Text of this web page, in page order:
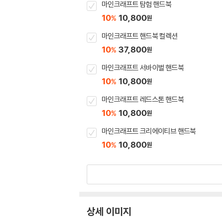
마인크래프트 탐험 핸드북
10% 10,800원
마인크래프트 핸드북 컬렉션
10% 37,800원
마인크래프트 서바이벌 핸드북
10% 10,800원
마인크래프트 레드스톤 핸드북
10% 10,800원
마인크래프트 크리에이티브 핸드북
10% 10,800원
상세 이미지